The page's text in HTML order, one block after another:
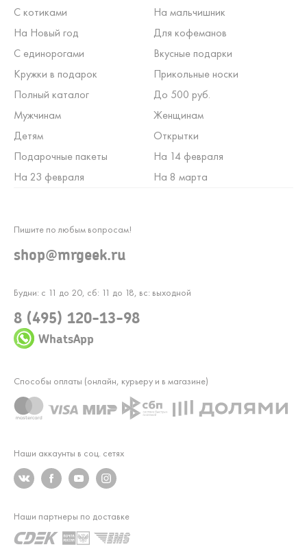
С котиками
На мальчишник
На Новый год
Для кофеманов
С единорогами
Вкусные подарки
Кружки в подарок
Прикольные носки
Полный каталог
До 500 руб.
Мужчинам
Женщинам
Детям
Открытки
Подарочные пакеты
На 14 февраля
На 23 февраля
На 8 марта
Будни: с 11 до 20, сб: 11 до 18, вс: выходной
8 (495) 120-13-98
WhatsApp
Пишите по любым вопросам!
shop@mrgeek.ru
Наши аккаунты в соц. сетях
Способы оплаты (онлайн, курьеру и в магазине)
Наши партнеры по доставке